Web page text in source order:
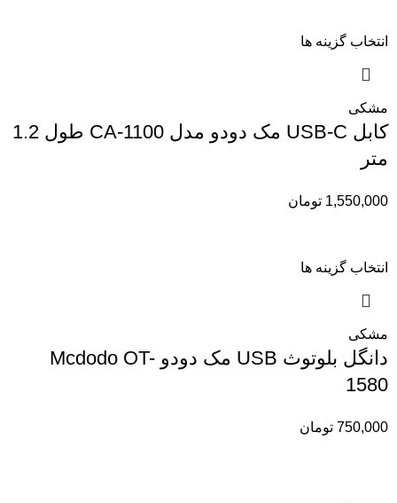
انتخاب گزینه ها
مشکی
کابل USB-C مک دودو مدل CA-1100 طول 1.2
متر
1,550,000 تومان
انتخاب گزینه ها
مشکی
دانگل بلوتوث USB مک دودو Mcdodo OT-
1580
750,000 تومان